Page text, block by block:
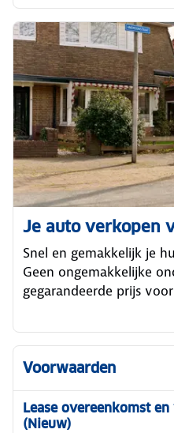
Je auto verkopen
Snel en gemakkelijk je
Geen ongemakkelijke
gegarandeerde prijs
Voorwaarden
Lease overeenkomst
(Nieuw)